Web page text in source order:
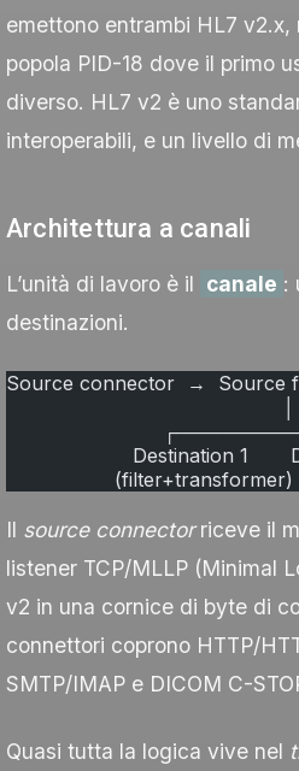
emettono entrambi HL7
popola PID-18 dove il primo
diverso. HL7 v2 è uno
interoperabili, e un livello di
Architettura a canali
L’unità di lavoro è il canale :
destinazioni.
Source connector  →  Source
Destination 1
Il source connectorriceve il
listener TCP/MLLP (Minimal
v2 in una cornice di byte di
connettori coprono HTTP/
SMTP/IMAP e DICOM C-
Quasi tutta la logica vive nel